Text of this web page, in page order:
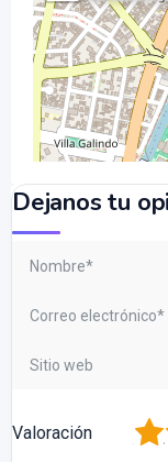
Dejanos tu
Valoración 2